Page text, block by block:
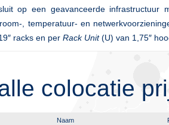
op een geavanceerde infrastructuur
, temperatuur- en
racks en per Rack Unit(U) van 1,75″
colocatie
Naam